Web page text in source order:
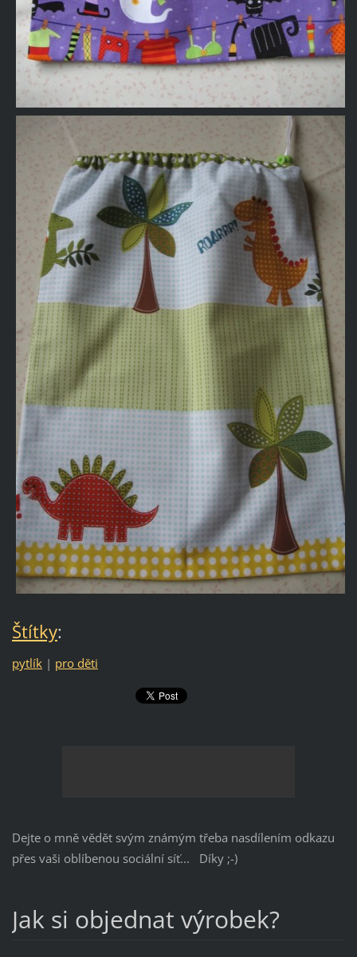
Štítky:
pytlík | pro děti
Dejte o mně vědět svým známým třeba nasdílením odkazu
přes vaši oblíbenou sociální síť... Díky ;-)
Jak si objednat výrobek?